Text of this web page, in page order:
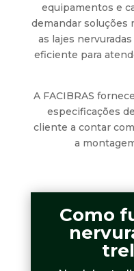
equipamentos e
demandar soluções
as lajes
eficiente para
A FACIBRAS
especificações
cliente a contar
a
Como